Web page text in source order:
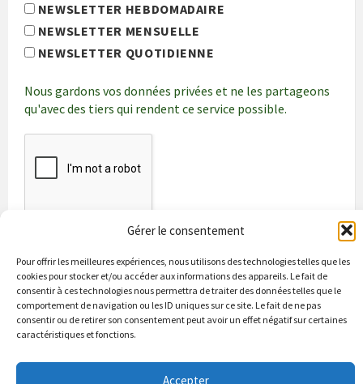
Gérer le consentement
Pour offrir les meilleures expériences, nous utilisons des technologies telles que les
cookies pour stocker et/ou accéder aux informations des appareils. Le fait de
consentir à ces technologies nous permettra de traiter des données telles que le
comportement de navigation ou les ID uniques sur ce site. Le fait de ne pas
consentir ou de retirer son consentement peut avoir un effet négatif sur certaines
caractéristiques et fonctions.
Accepter
NEWSLETTER HEBDOMADAIRE
NEWSLETTER MENSUELLE
NEWSLETTER QUOTIDIENNE
Nous gardons vos données privées et ne les partageons
qu'avec des tiers qui rendent ce service possible.